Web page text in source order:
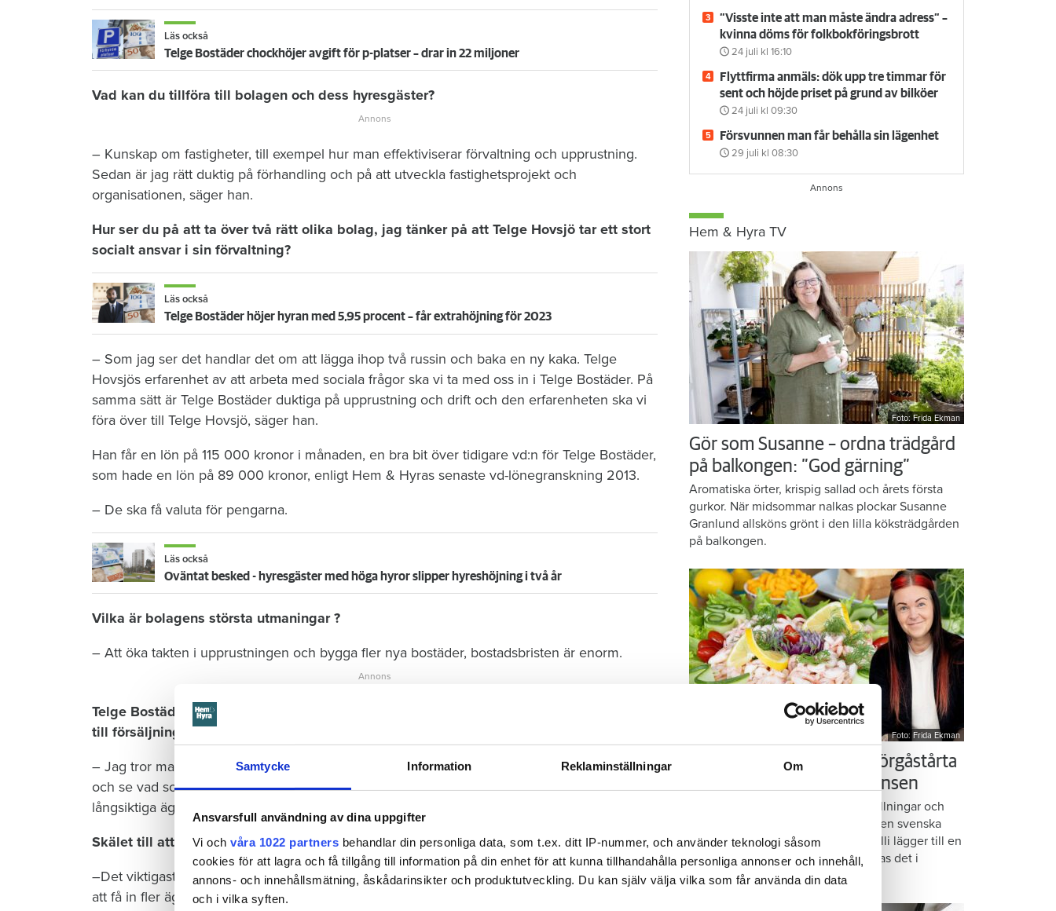
Samtycke Information Reklaminställningar Om
Ansvarsfull användning av dina uppgifter
Vi och våra 1022 partners behandlar din personliga data, som t.ex. ditt IP-nummer, och använder teknologi såsom
cookies för att lagra och få tillgång till information på din enhet för att kunna tillhandahålla personliga annonser och innehåll,
annons- och innehållsmätning, åskådarinsikter och produktutveckling. Du kan själv välja vilka som får använda din data
och i vilka syften.
Läs också
Telge Bostäder chockhöjer avgift för p-platser – drar in 22 miljoner
Vad kan du tillföra till bolagen och dess hyresgäster?
– Kunskap om fastigheter, till exempel hur man effektiviserar förvaltning och upprustning.
Sedan är jag rätt duktig på förhandling och på att utveckla fastighetsprojekt och
organisationen, säger han.
Hur ser du på att ta över två rätt olika bolag, jag tänker på att Telge Hovsjö tar ett stort
socialt ansvar i sin förvaltning?
Läs också
Telge Bostäder höjer hyran med 5,95 procent – får extrahöjning för 2023
– Som jag ser det handlar det om att lägga ihop två russin och baka en ny kaka. Telge
Hovsjös erfarenhet av att arbeta med sociala frågor ska vi ta med oss in i Telge Bostäder. På
samma sätt är Telge Bostäder duktiga på upprustning och drift och den erfarenheten ska vi
föra över till Telge Hovsjö, säger han.
Han får en lön på 115 000 kronor i månaden, en bra bit över tidigare vd:n för Telge Bostäder,
som hade en lön på 89 000 kronor, enligt Hem & Hyras senaste vd-lönegranskning 2013.
– De ska få valuta för pengarna.
Läs också
Oväntat besked - hyresgäster med höga hyror slipper hyreshöjning i två år
Vilka är bolagens största utmaningar ?
– Att öka takten i upprustningen och bygga fler nya bostäder, bostadsbristen är enorm.
Telge Bostäder har ju sålt cirka 1000 lägenheter de senaste åren, vad är din inställning
till försäljningar?
– Jag tror man ska vara öppen för fler försäljningar, det är viktigt att vara en aktiv förvaltare
och se vad som är bäst. Men man måste vara noga med till vem man säljer, så de är
långsiktiga ägare.
Skälet till att eventuellt sälja fler lägeneheter är flera.
–Det viktigaste skälet är att få in pengar till nyproduktion och upprustning, sedan är det bra
att få in fler ägare, säger han.
”Visste inte att man måste ändra adress” –
kvinna döms för folkbokföringsbrott
24 juli kl 16:10
Flyttfirma anmäls: dök upp tre timmar för
sent och höjde priset på grund av bilköer
24 juli kl 09:30
Försvunnen man får behålla sin lägenhet
29 juli kl 08:30
Hem & Hyra TV
Foto: Frida Ekman
Gör som Susanne – ordna trädgård
på balkongen: ”God gärning”
Aromatiska örter, krispig sallad och årets första
gurkor. När midsommar nalkas plockar Susanne
Granlund allsköns grönt i den lilla köksträdgården
på balkongen.
Foto: Frida Ekman
Messi älskar Victorias smörgåstårta
– trots den galna ingrediensen
Formbrödsskivor i rader, krämiga fyllningar och
krispiga grönsaker. Det är basen i den svenska
klassikern smörgåstårta. Victoria Lalli lägger till en
specialingrediens – och ändå vattnas det i
munnen på självaste Messi.